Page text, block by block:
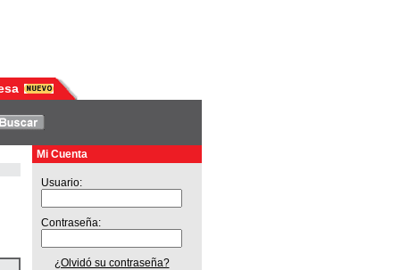
Mi Cuenta
Usuario:
Contraseña:
¿Olvidó su contraseña?